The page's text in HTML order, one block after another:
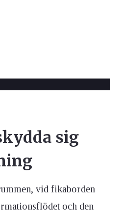
sig
vid fikaborden
och den